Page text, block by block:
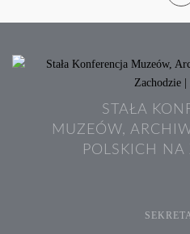
STAŁA
MUZEÓW,
POLSKICH